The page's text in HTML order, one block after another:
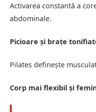
Activarea constantă a
abdominale.
Picioare și brațe
Pilates definește
Corp mai flexibil și